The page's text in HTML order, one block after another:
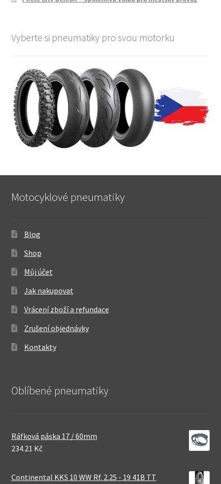
Vyberte si pneumatiky pro svou motorku
Motocyklové pneumatiky
Blog
Shop
Můj účet
Jak nakupovat
Vrácení zboží a refundace
Zrušení objednávky
Kontakty
Oblíbené pneumatiky
Ráfková páska 17 / 60mm
234.21 Kč
Continental KKS 10 WW Rf. 2.25 - 19 41B TT